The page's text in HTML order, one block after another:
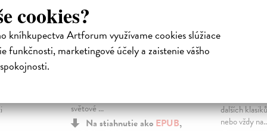
cookies?
kníhkupectva Artforum využívame cookies slúžiace
funkčnosti, marketingové účely a zaistenie vášho
ve Svět podle Trumpa
Klvaňa Tomáš| Elektronická
světové ...
Na stiahnutie ako EPUB,
Jak
dalších
nebo vždy